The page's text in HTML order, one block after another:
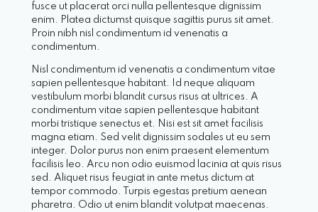
fusce ut placerat orci nulla pellentesque dignissim
enim. Platea dictumst quisque sagittis purus sit amet.
Proin nibh nisl condimentum id venenatis a
condimentum.
Nisl condimentum id venenatis a condimentum vitae
sapien pellentesque habitant. Id neque aliquam
vestibulum morbi blandit cursus risus at ultrices. A
condimentum vitae sapien pellentesque habitant
morbi tristique senectus et. Nisi est sit amet facilisis
magna etiam. Sed velit dignissim sodales ut eu sem
integer. Dolor purus non enim praesent elementum
facilisis leo. Arcu non odio euismod lacinia at quis risus
sed. Aliquet risus feugiat in ante metus dictum at
tempor commodo. Turpis egestas pretium aenean
pharetra. Odio ut enim blandit volutpat maecenas.